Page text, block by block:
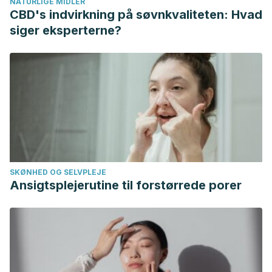
Fernández, J. (2021). La asociación entre Fusobacterium
nucleatum y el cáncer colorrectal: una revisión sistemática
y metaanálisis. Enfermedades Infecciosas y Microbiología
Clínica.
Cancer.net. Cáncer colorrectal: Estadísticas.
https://www.cancer.net/es/tipos-de-cáncer/cáncer-
colorrectal/estad%C3%ADstica
MedlinePlus. Cáncer colorrectal.
https://medlineplus.gov/spanish/ency/article/000262.htm
Revista Española de Enfermedades Digestivas
vol.99 no.4 Madrid abr. 2007. Dieta y cáncer de
colon. https://scielo.isciii.es/scielo.php?
script=sci_arttext&pid=S1130-01082007000400001
Ciencia en Desarrollo vol.11 no.2 Tunja July/Dec. 2020
Epub Mar 20, 2021. Daño celular y genético como
determinantes de la toxicidad de los
CBD's indvirkning på søvnkvaliteten: Hvad
siger eksperterne?
SKØNHED OG SELVPLEJE
Ansigtsplejerutine til forstørrede porer